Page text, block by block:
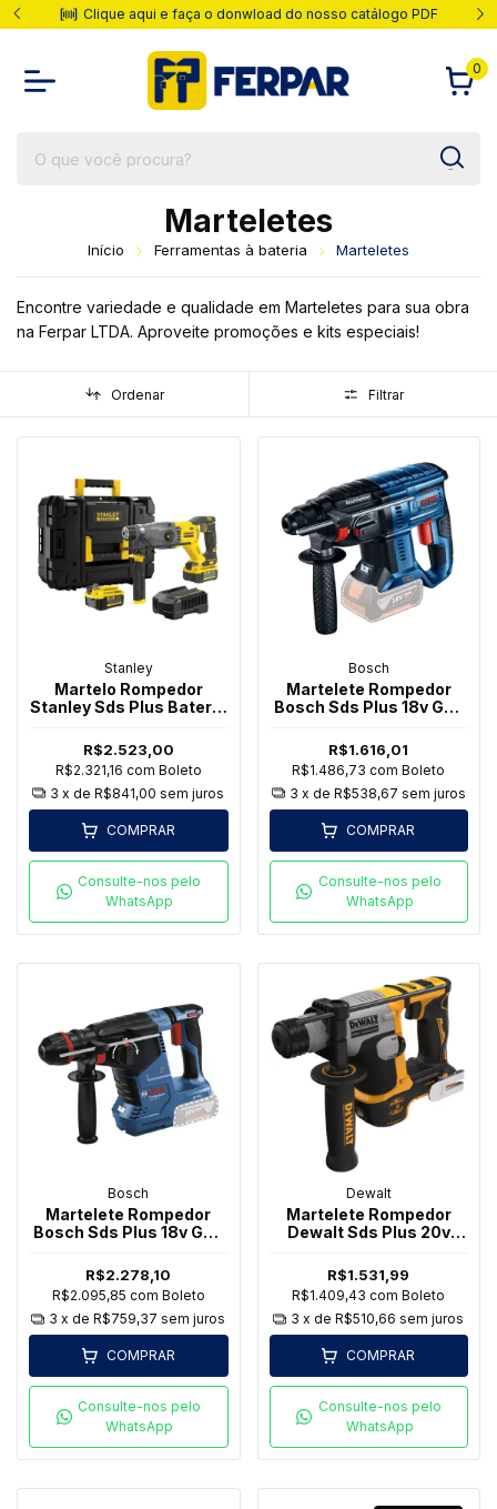
Clique aqui e faça o donwload do nosso catálogo PDF
0
Marteletes
Início Ferramentas à bateria Marteletes
Encontre variedade e qualidade em Marteletes para sua obra
na Ferpar LTDA. Aproveite promoções e kits especiais!
Ordenar Filtrar
Stanley
Martelo Rompedor
Stanley Sds Plus Bateria
R$2.523,00
R$2.321,16 com Boleto
3 x deR$841,00 sem juros
COMPRAR
Consulte-nos pelo
WhatsApp
Bosch
Martelete Rompedor
Bosch Sds Plus 18v Gbh
R$1.616,01
R$1.486,73com Boleto
3 x de R$538,67 sem juros
COMPRAR
Consulte-nos pelo
WhatsApp
Bosch
Martelete Rompedor
Bosch Sds Plus 18v Gbh
R$2.278,10
R$2.095,85 com Boleto
3 x deR$759,37 sem juros
COMPRAR
Consulte-nos pelo
WhatsApp
Dewalt
Martelete Rompedor
Dewalt Sds Plus 20v
R$1.531,99
R$1.409,43com Boleto
3 x deR$510,66 sem juros
COMPRAR
Consulte-nos pelo
WhatsApp